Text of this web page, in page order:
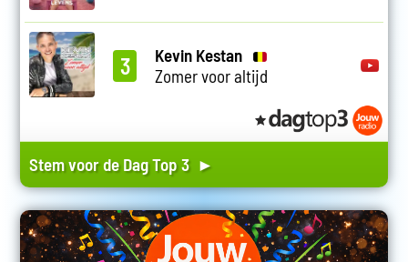
3
Kevin Kestan
Zomer voor altijd
Stem voor de Dag Top 3 ►